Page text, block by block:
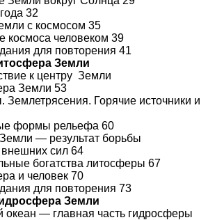
32
с космосом 35
космоса человеком 39
для повторения 41
Земли
к центру Земли
Земли 53
Землетрясения. Горячие источники и
формы рельефа 60
— результат борьбы
внешних сил 64
богатства литосферы 67
и человек 70
для повторения 73
Земли
океан — главная часть гидросферы